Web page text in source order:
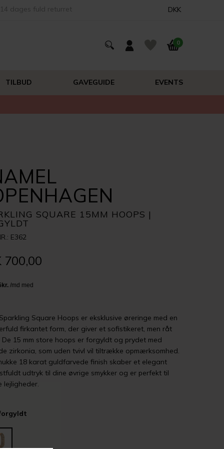
DKK
0
TILBUD GAVEGUIDE EVENTS
SQUARE 15MM HOOPS |
E362
700,00
Square Hoops er eksklusive øreringe med en
firkantet form, der giver et sofistikeret, men råt
De 15 mm store hoops er forgyldt og prydet med
zirkonia, som uden tvivl vil tiltrække opmærksomhed.
18 karat guldfarvede finish skaber et elegant
udtryk til dine øvrige smykker og er perfekt til
lejligheder.